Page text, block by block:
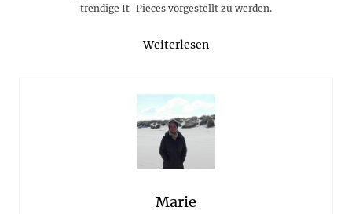
trendige It-Pieces vorgestellt zu werden.
Weiterlesen
Marie